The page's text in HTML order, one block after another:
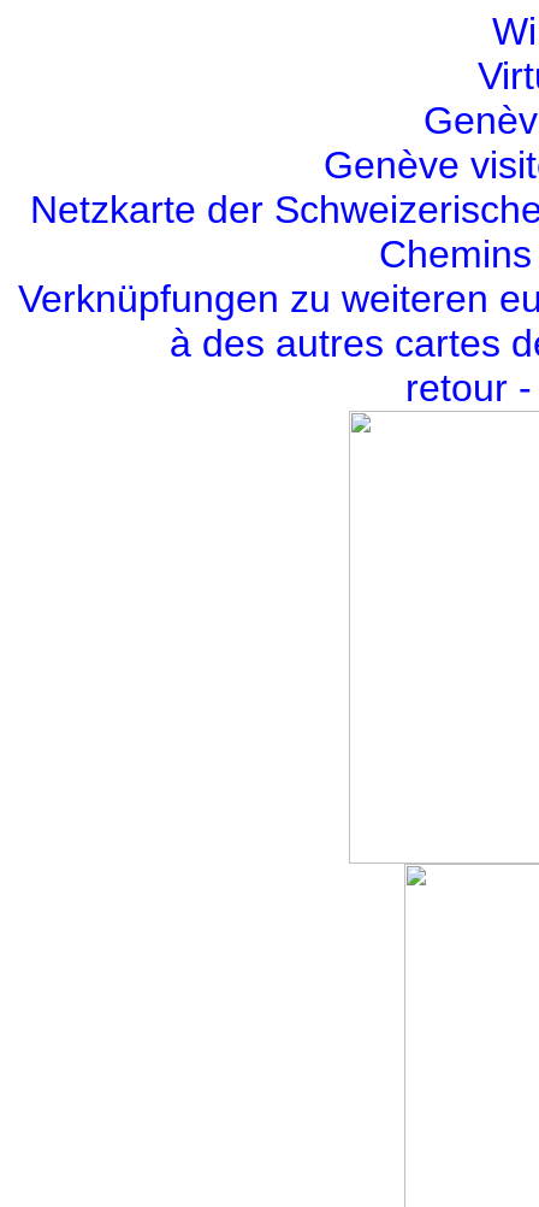
Genève
Netzkarte der
Verknüpfungen zu weiteren
à des autres cartes
retour